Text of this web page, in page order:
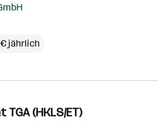
€ jährlich
(HKLS/ET)